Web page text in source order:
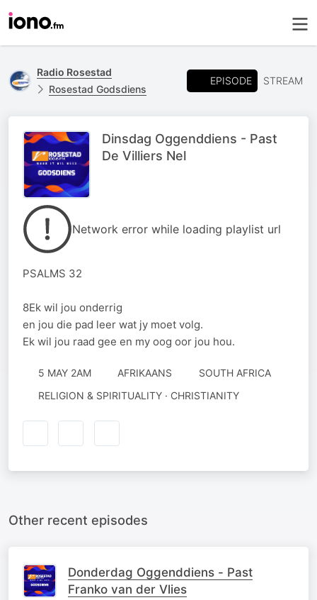
Radio Rosestad
Rosestad Godsdiens
EPISODE STREAM
Dinsdag Oggenddiens - Past
De Villiers Nel
Network error while loading playlist url
PSALMS 32
8Ek wil jou onderrig
en jou die pad leer wat jy moet volg.
Ek wil jou raad gee en my oog oor jou hou.
5 MAY 2AM AFRIKAANS
SOUTH AFRICA
RELIGION & SPIRITUALITY · CHRISTIANITY
Other recent episodes
Donderdag Oggenddiens - Past
Franko van der Vlies